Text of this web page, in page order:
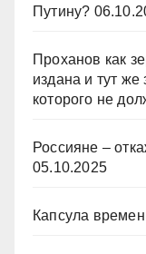
Путину?
Проханов как
издана и тут
которого не
Россияне –
05.10.2025
Капсула